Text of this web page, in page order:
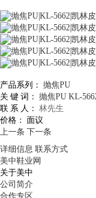
产品系列： 抛焦PU
关 键 词： 抛焦PU KL-
联 系 人： 林先生
价格： 面议
上一条 下一条
详细信息 联系方式
美中鞋业网
关于美中
公司简介
合作专区